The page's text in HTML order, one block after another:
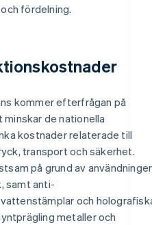
fördelning.
kommer efterfrågan på
de nationella
kostnader relaterade till
transport och säkerhet.
på grund av
samt anti-
och
metaller och